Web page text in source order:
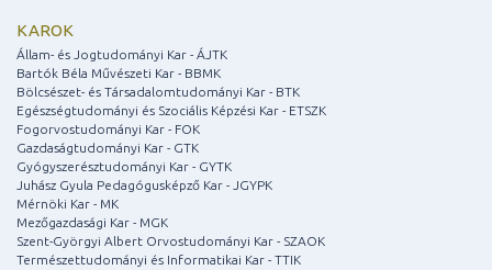
KAROK
Állam- és Jogtudományi Kar - ÁJTK
Bartók Béla Művészeti Kar - BBMK
Bölcsészet- és Társadalomtudományi Kar - BTK
Egészségtudományi és Szociális Képzési Kar - ETSZK
Fogorvostudományi Kar - FOK
Gazdaságtudományi Kar - GTK
Gyógyszerésztudományi Kar - GYTK
Juhász Gyula Pedagógusképző Kar - JGYPK
Mérnöki Kar - MK
Mezőgazdasági Kar - MGK
Szent-Györgyi Albert Orvostudományi Kar - SZAOK
Természettudományi és Informatikai Kar - TTIK